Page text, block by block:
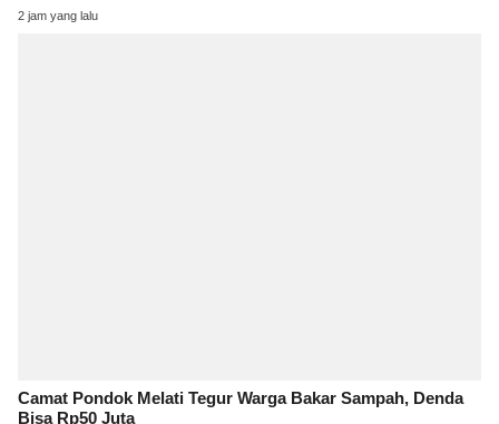
2 jam yang lalu
Camat Pondok Melati Tegur Warga Bakar Sampah, Denda
Bisa Rp50 Juta